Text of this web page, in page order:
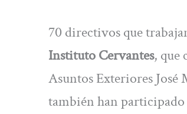
70 directivos que
Instituto Cervantes, que
Asuntos Exteriores José
también han